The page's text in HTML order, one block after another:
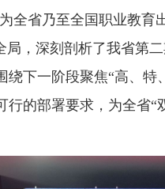
全省乃至全国职业教育
，深刻剖析了我省第
下一阶段聚焦“高、特
的部署要求，为全省“